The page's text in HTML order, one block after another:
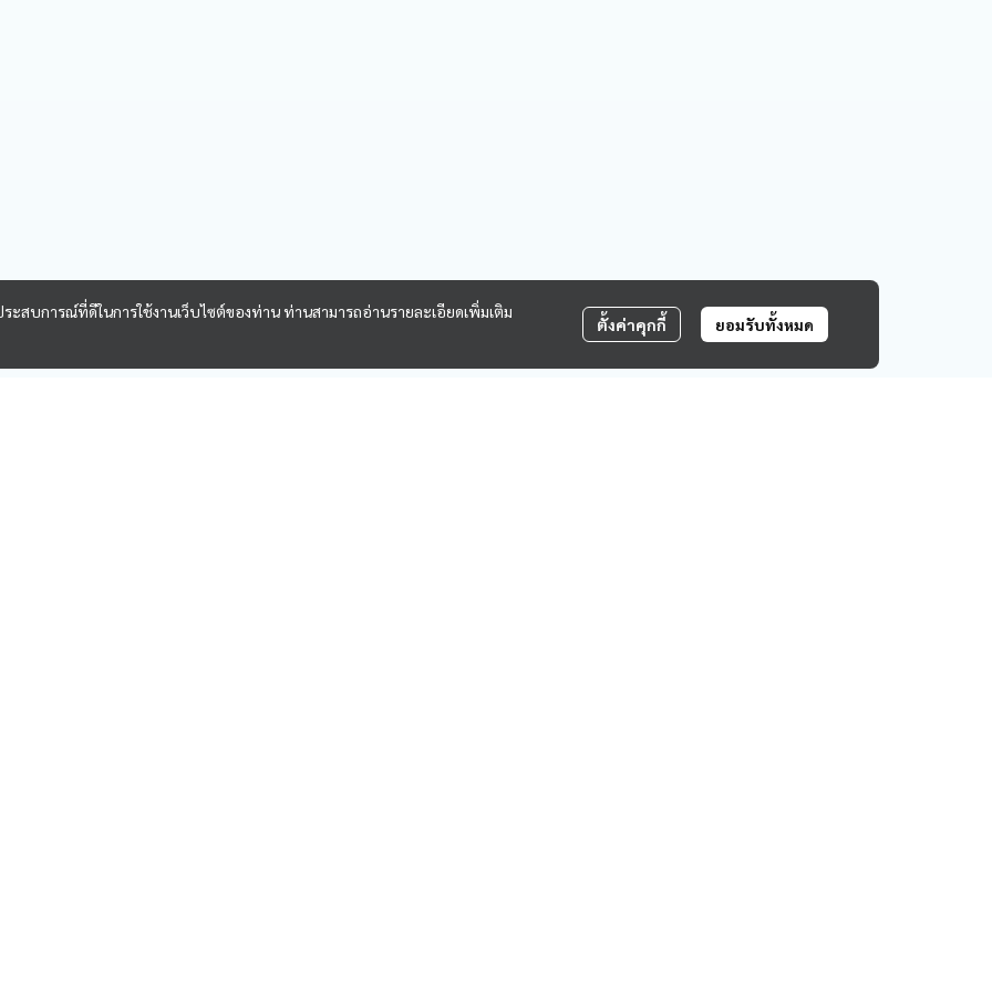
สบการณ์ที่ดีในการใช้งานเว็บไซต์ของท่าน ท่านสามารถอ่านรายละเอียดเพิ่มเติม
ตั้งค่าคุกกี้ ยอมรับทั้งหมด